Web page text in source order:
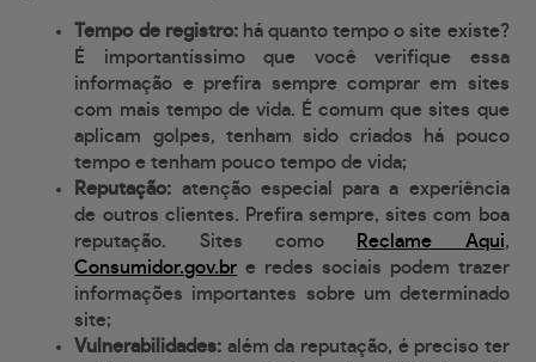
Tempo de registro:há quanto tempo o site existe?
É importantíssimo que você verifique essa
informação e prefira sempre comprar em sites
com mais tempo de vida. É comum que sites que
aplicam golpes, tenham sido criados há pouco
tempo e tenham pouco tempo de vida;
Reputação: atenção especial para a experiência
de outros clientes. Prefira sempre, sites com boa
reputação. Sites como
Reclame Aqui,
Consumidor.gov.br e redes sociais podem trazer
informações importantes sobre um determinado
site;
Vulnerabilidades: além da reputação, é preciso ter